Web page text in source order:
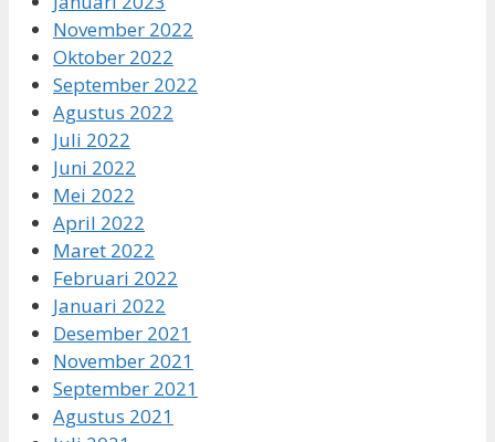
November 2022
Oktober 2022
September 2022
Agustus 2022
Juli 2022
Juni 2022
Mei 2022
April 2022
Maret 2022
Februari 2022
Januari 2022
Desember 2021
November 2021
September 2021
Agustus 2021